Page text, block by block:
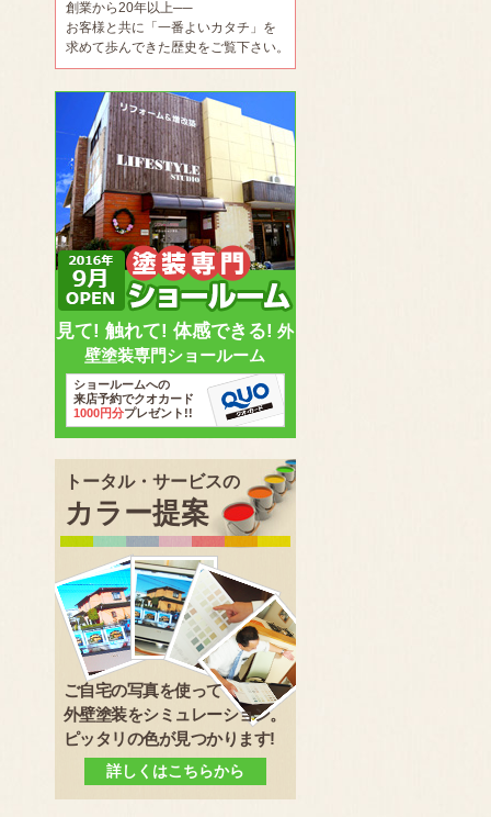
創業から20年以上──
お客様と共に「一番よいカタチ」を
求めて歩んできた歴史をご覧下さい。
見て! 触れて! 体感できる! 外
壁塗装専門ショールーム
ショールームへの
来店予約でクオカード
1000円分プレゼント!!
トータル・サービスの
カラー提案
ご自宅の写真を使って
外壁塗装をシミュレーション。
ピッタリの色が見つかります!
詳しくはこちらから